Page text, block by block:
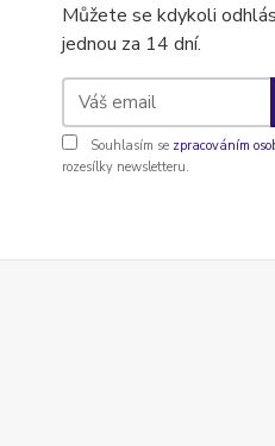
Můžete se kdykoli
jednou za 14 dní.
Souhlasím se zpracováním
rozesílky newsletteru.